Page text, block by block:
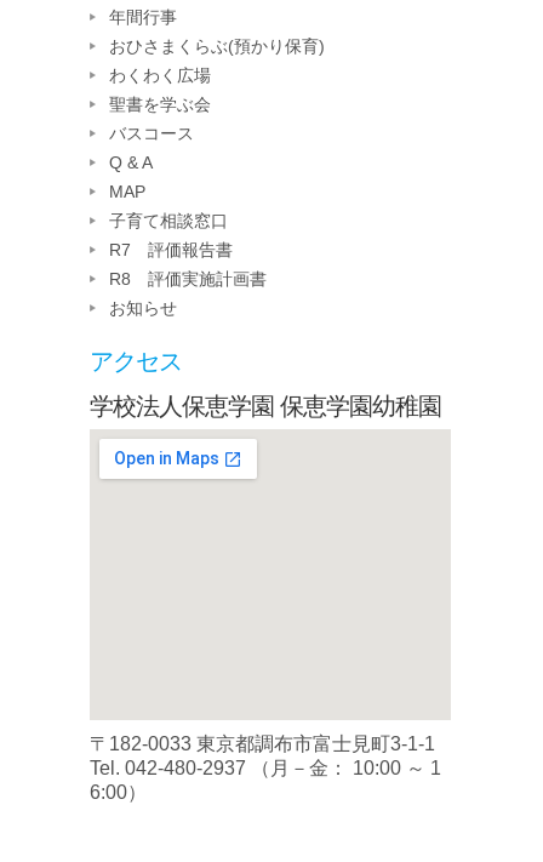
年間行事
おひさまくらぶ(預かり保育)
わくわく広場
聖書を学ぶ会
バスコース
Q & A
MAP
子育て相談窓口
R7 評価報告書
R8 評価実施計画書
お知らせ
アクセス
学校法人保恵学園 保恵学園幼稚園
〒182-0033 東京都調布市富士見町3-1-1
Tel. 042-480-2937 （月－金： 10:00 ～ 1
6:00）